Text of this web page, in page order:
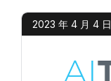
2023 年 4 月 4 日